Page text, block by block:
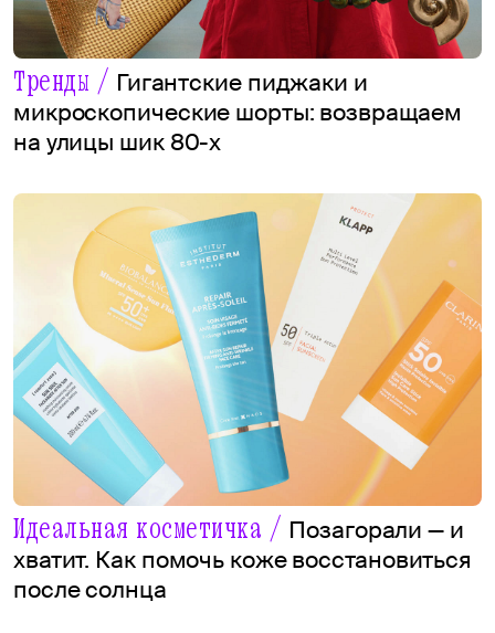
Тренды / Гигантские пиджаки и
микроскопические шорты: возвращаем
на улицы шик 80-х
Идеальная косметичка / Позагорали — и
хватит. Как помочь коже восстановиться
после солнца